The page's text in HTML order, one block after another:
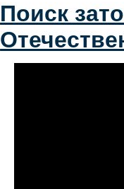
Поиск